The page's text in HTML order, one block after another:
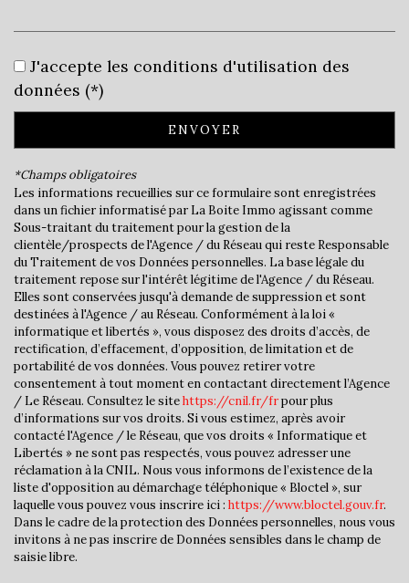
École primaire
Mairie
statistiques
Nombre d'habitants
1 213
Propriétaires (vs. locataires)
87,28 %
Taxe habitation
10,82 %
Taxe foncière
10,86 %
Habitants de moins de 25 ans
31,16 %
Habitants de 25 à 55 ans
Habitants de plus de 55 ans
28,85 %
Nombre d'enfants par famille
Familles sans enfant
44,69 %
Familles avec 1 ou 2 enfants
47,14 %
Maisons
95,36 %
Appartements
4,64 %
Familles avec 3 enfants
J'accepte les conditions d'utilisation des
données (*)
ENVOYER
*Champs obligatoires
Les informations recueillies sur ce formulaire sont enregistrées
dans un fichier informatisé par La Boite Immo agissant comme
Sous-traitant du traitement pour la gestion de la
clientèle/prospects de l'Agence / du Réseau qui reste Responsable
du Traitement de vos Données personnelles. La base légale du
traitement repose sur l'intérêt légitime de l'Agence / du Réseau.
Elles sont conservées jusqu'à demande de suppression et sont
destinées à l'Agence / au Réseau. Conformément à la loi «
informatique et libertés », vous disposez des droits d’accès, de
rectification, d’effacement, d’opposition, de limitation et de
portabilité de vos données. Vous pouvez retirer votre
consentement à tout moment en contactant directement l’Agence
/ Le Réseau. Consultez le sitehttps://cnil.fr/frpour plus
d’informations sur vos droits. Si vous estimez, après avoir
contacté l'Agence / le Réseau, que vos droits « Informatique et
Libertés » ne sont pas respectés, vous pouvez adresser une
réclamation à la CNIL. Nous vous informons de l’existence de la
liste d'opposition au démarchage téléphonique « Bloctel », sur
laquelle vous pouvez vous inscrire ici : https://www.bloctel.gouv.fr.
Dans le cadre de la protection des Données personnelles, nous vous
invitons à ne pas inscrire de Données sensibles dans le champ de
saisie libre.